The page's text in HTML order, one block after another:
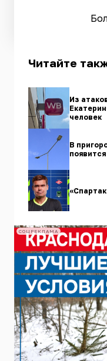
Читайте
Из
человек
В
СОЦРЕКЛАМА